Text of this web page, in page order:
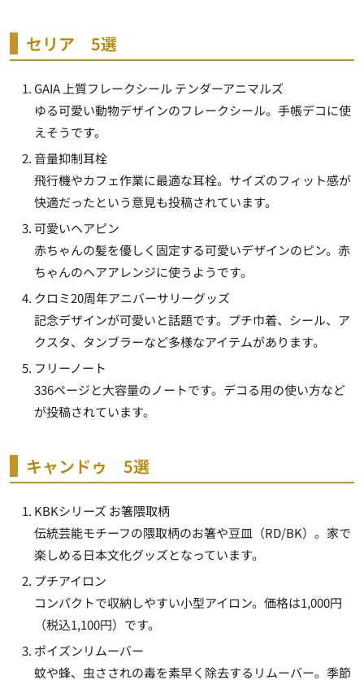
セリア 5選
GAIA 上質フレークシール テンダーアニマルズ
ゆる可愛い動物デザインのフレークシール。手帳デコに使
えそうです。
音量抑制耳栓
飛行機やカフェ作業に最適な耳栓。サイズのフィット感が
快適だったという意見も投稿されています。
可愛いヘアピン
赤ちゃんの髪を優しく固定する可愛いデザインのピン。赤
ちゃんのヘアアレンジに使うようです。
クロミ20周年アニバーサリーグッズ
記念デザインが可愛いと話題です。プチ巾着、シール、ア
クスタ、タンブラーなど多様なアイテムがあります。
フリーノート
336ページと大容量のノートです。デコる用の使い方など
が投稿されています。
キャンドゥ 5選
KBKシリーズ お箸隈取柄
伝統芸能モチーフの隈取柄のお箸や豆皿（RD/BK）。家で
楽しめる日本文化グッズとなっています。
プチアイロン
コンパクトで収納しやすい小型アイロン。価格は1,000円
（税込1,100円）です。
ポイズンリムーバー
蚊や蜂、虫さされの毒を素早く除去するリムーバー。季節